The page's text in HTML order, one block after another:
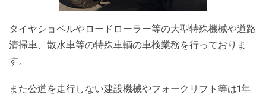
タイヤショベルやロードローラー等の大型特殊機械や道路
清掃車、散水車等の特殊車輌の車検業務を行っておりま
す。
また公道を走行しない建設機械やフォークリフト等は1年